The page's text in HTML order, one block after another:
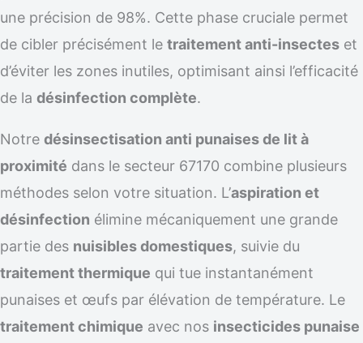
une précision de 98%. Cette phase cruciale permet
de cibler précisément le traitement anti-insectes et
d’éviter les zones inutiles, optimisant ainsi l’efficacité
de la désinfection complète.
Notre désinsectisation anti punaises de lit à
proximité dans le secteur 67170 combine plusieurs
méthodes selon votre situation. L’aspiration et
désinfection élimine mécaniquement une grande
partie des nuisibles domestiques, suivie du
traitement thermique qui tue instantanément
punaises et œufs par élévation de température. Le
traitement chimique avec nos insecticides punaise